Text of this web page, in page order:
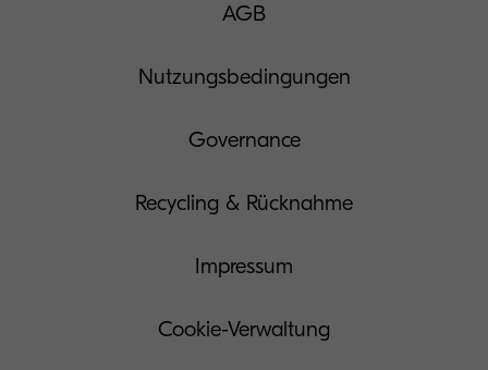
AGB
Nutzungsbedingungen
Governance
Recycling & Rücknahme
Impressum
Cookie-Verwaltung